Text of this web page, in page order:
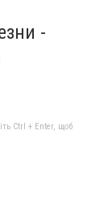
-
Ctrl + Enter, щоб